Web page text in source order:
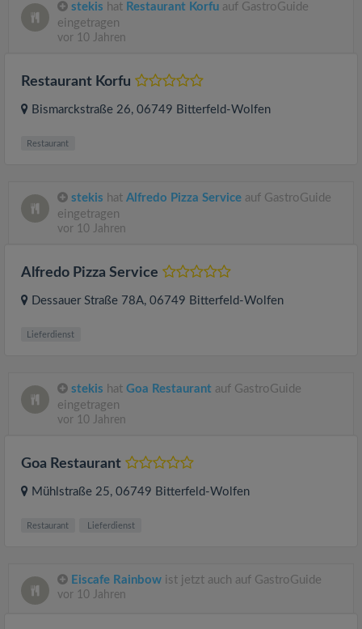
stekis hat Restaurant Korfu auf GastroGuide
eingetragen
vor 10 Jahren
Restaurant Korfu
Bismarckstraße 26, 06749 Bitterfeld-Wolfen
Restaurant
stekis hat Alfredo Pizza Service auf GastroGuide
eingetragen
vor 10 Jahren
Alfredo Pizza Service
Dessauer Straße 78A, 06749 Bitterfeld-Wolfen
Lieferdienst
stekis hat Goa Restaurant auf GastroGuide
eingetragen
vor 10 Jahren
Goa Restaurant
Mühlstraße 25, 06749 Bitterfeld-Wolfen
Restaurant Lieferdienst
Eiscafe Rainbow ist jetzt auch auf GastroGuide
vor 10 Jahren